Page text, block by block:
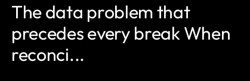
The data problem that
precedes every break When
reconci...